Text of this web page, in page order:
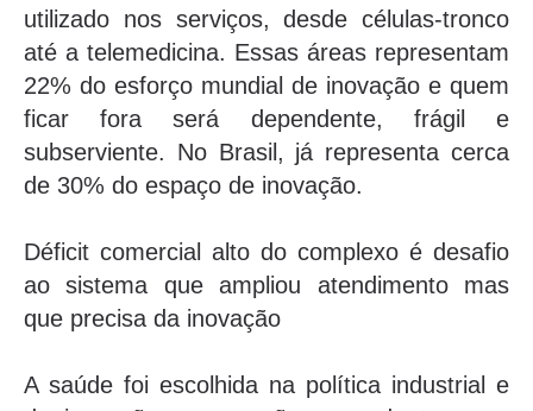
utilizado nos serviços, desde células-tronco
até a telemedicina. Essas áreas representam
22% do esforço mundial de inovação e quem
ficar fora será dependente, frágil e
subserviente. No Brasil, já representa cerca
de 30% do espaço de inovação.
Déficit comercial alto do complexo é desafio
ao sistema que ampliou atendimento mas
que precisa da inovação
A saúde foi escolhida na política industrial e